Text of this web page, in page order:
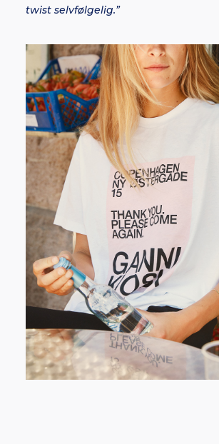
twist selvfølgelig.”